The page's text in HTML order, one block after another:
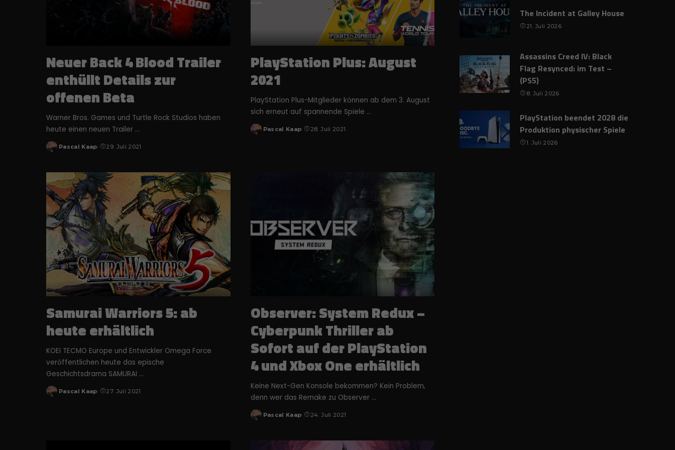
Neuer Back 4 Blood Trailer
enthüllt Details zur
offenen Beta
Warner Bros. Games und Turtle Rock Studios haben
heute einen neuen Trailer ...
Posted
Pascal Kaap 29. Juli 2021
PlayStation Plus: August
2021
PlayStation Plus-Mitglieder können ab dem 3. August
sich erneut auf spannende Spiele ...
Posted
Pascal Kaap 28. Juli 2021
Samurai Warriors 5: ab
heute erhältlich
KOEI TECMO Europe und Entwickler Omega Force
veröffentlichen heute das epische
Geschichtsdrama SAMURAI ...
Posted
Pascal Kaap 27. Juli 2021
Observer: System Redux –
Cyberpunk Thriller ab
Sofort auf der PlayStation
4 und Xbox One erhältlich
Keine Next-Gen Konsole bekommen? Kein Problem,
denn wer das Remake zu Observer ...
Posted
Pascal Kaap 24. Juli 2021
The Incident at Galley House
21. Juli 2026
Assassins Creed IV: Black
Flag Resynced: im Test –
(PS5)
8. Juli 2026
PlayStation beendet 2028 die
Produktion physischer Spiele
1. Juli 2026